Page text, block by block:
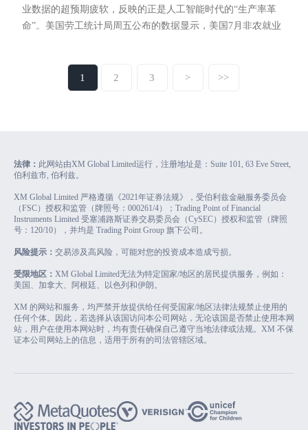
业数据的超预期疲软，反映的正是人工智能时代的“生产率革
命”。美国劳工统计局周五公布的数据显示，美国7月非农就业
1 2 3 > >>
法律： 此网站由XM Global Limited运行，注册地址是：Suite 101, 63 Eve Street,
伯利兹市, 伯利兹。
XM Global Limited 严格遵循《2021年证券法规》，受伯利兹金融服务委员会
（FSC）授权和监管（牌照号：000261/4）；Trading Point of Financial
Instruments Limited 受塞浦路斯证券交易委员会（CySEC）授权和监管（牌照
号：120/10），并均是 Trading Point Group 旗下公司。
风险提示： 交易涉及高风险，可能对您的投资成本造成亏损。
受限地区： XM Global Limited无法为特定国家/地区的居民提供服务，例如：
美国、加拿大、阿根廷、以色列和伊朗。
XM 的网站和服务，均严禁开放提供给任何受国家/地区法律法规禁止使用的
任何个体。因此，若选择从该国访问本公司网站，无论该国是否禁止使用本网
站，用户在使用本网站时，均有责任确保自己遵守当地法律或法规。XM 不保
证本公司网站上的信息，适用于所有的司法管辖区域。